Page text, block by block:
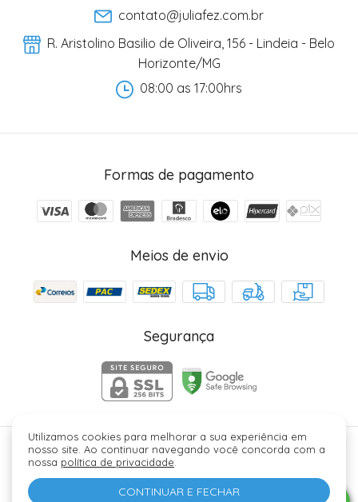
Utilizamos cookies para melhorar a sua experiência em
nosso site. Ao continuar navegando você concorda com a
nossa política de privacidade
CONTINUAR E FECHAR
contato@juliafez.com.br
R. Aristolino Basilio de Oliveira, 156 - Lindeia - Belo
Horizonte/MG
08:00 as 17:00hrs
Formas de pagamento
Meios de envio
Segurança
Júlia Fez Cosméticos - 40006329000184. Copyright ©
2026 - Todos os direitos reservados.